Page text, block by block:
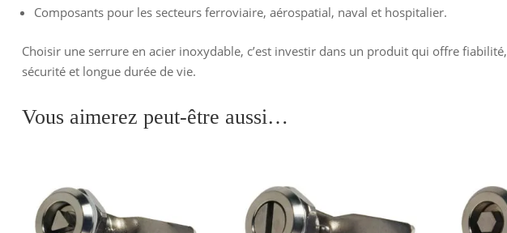
Composants pour les secteurs ferroviaire, aérospatial, naval et hospitalier.
Choisir une serrure en acier inoxydable, c’est investir dans un produit qui offre fiabilité,
sécurité et longue durée de vie.
Vous aimerez peut-être aussi…